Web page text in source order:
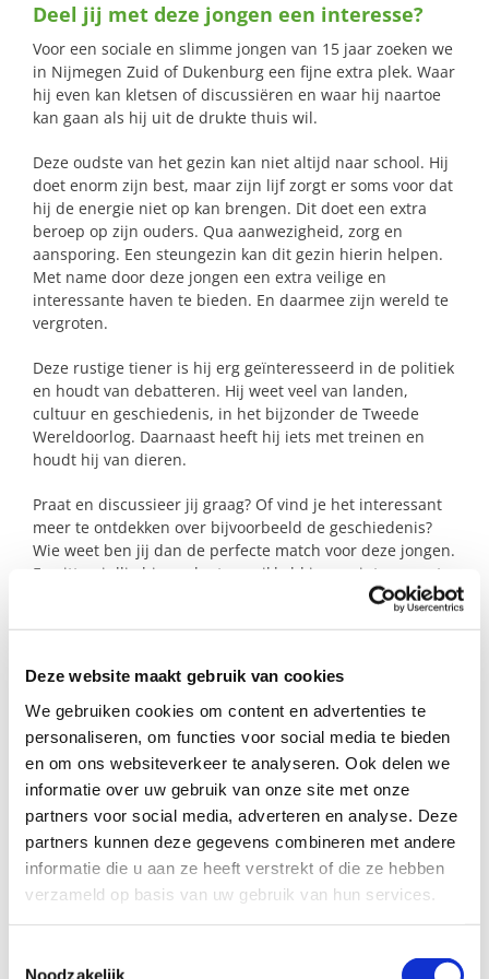
Deze website maakt gebruik van cookies
We gebruiken cookies om content en advertenties te
personaliseren, om functies voor social media te bieden
en om ons websiteverkeer te analyseren. Ook delen we
informatie over uw gebruik van onze site met onze
partners voor social media, adverteren en analyse. Deze
partners kunnen deze gegevens combineren met andere
informatie die u aan ze heeft verstrekt of die ze hebben
verzameld op basis van uw gebruik van hun services.
Noodzakelijk
naar:
Deel jij met deze jongen een interesse?
Voor een sociale en slimme jongen van 15 jaar zoeken we
in Nijmegen Zuid of Dukenburg een fijne extra plek. Waar
hij even kan kletsen of discussiëren en waar hij naartoe
kan gaan als hij uit de drukte thuis wil.
Deze oudste van het gezin kan niet altijd naar school. Hij
doet enorm zijn best, maar zijn lijf zorgt er soms voor dat
hij de energie niet op kan brengen. Dit doet een extra
beroep op zijn ouders. Qua aanwezigheid, zorg en
aansporing. Een steungezin kan dit gezin hierin helpen.
Met name door deze jongen een extra veilige en
interessante haven te bieden. En daarmee zijn wereld te
vergroten.
Deze rustige tiener is hij erg geïnteresseerd in de politiek
en houdt van debatteren. Hij weet veel van landen,
cultuur en geschiedenis, in het bijzonder de Tweede
Wereldoorlog. Daarnaast heeft hij iets met treinen en
houdt hij van dieren.
Praat en discussieer jij graag? Of vind je het interessant
meer te ontdekken over bijvoorbeeld de geschiedenis?
Wie weet ben jij dan de perfecte match voor deze jongen.
En zitten jullie binnenkort verwikkeld in een interessante
discussie of gaan jullie samen naar het museum.
Profiel steungezin
Wij zoeken een stel of gezin in Nijmegen Zuid of
Dukenburg:
Waar een jongen van 15 jaar welkom is;
Regelmatig, maar vooral omdat hij het
leuk vindt;
Dat ervoor open staat om samen te
ontdekken hoe het contact kan groeien.